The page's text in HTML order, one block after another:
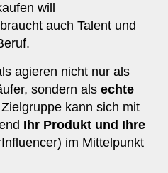
will
auch Talent und
agieren nicht nur als
sondern als echte
kann sich mit
Ihr Produkt und Ihre
im Mittelpunkt